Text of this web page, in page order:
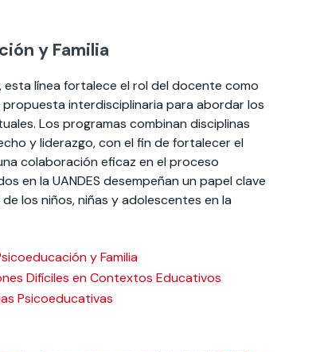
y Familia
esta línea fortalece el rol del docente como
propuesta interdisciplinaria para abordar los
Los programas combinan disciplinas
y liderazgo, con el fin de fortalecer el
colaboración eficaz en el proceso
en la UANDES desempeñan un papel clave
los niños, niñas y adolescentes en la
y Familia
Difíciles en Contextos Educativos
Psicoeducativas